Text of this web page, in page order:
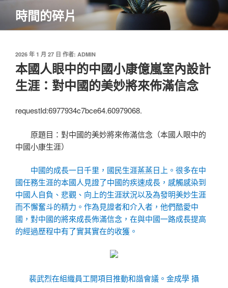
主
時間的碎片
發
於
2026 年 1 月 27 日 作者: ADMIN
本國人眼中的中國小康億嵐室內設計
生涯：對中國的美妙將來佈滿信念
requestId:6977934c7bce64.60979068.
原題目：對中國的美妙將來佈滿信念（本國人眼中的
中國小康生涯）
中國的成長一日千里，國民生涯蒸蒸日上。很多在中
國任務生涯的本國人見證了中國的疾速成長，感觸感染到
中國人自負、悲觀、向上的生涯狀況以及為發明美妙生涯
而不懈奮斗的精力。作為見證者和介入者，他們酷愛中
國，對中國的將來成長佈滿信念，在與中國一路成長提高
的經過歷程中有了實其實在的收獲。
裴武烈在組織員工開項目推動和諧會議。 金成學 攝